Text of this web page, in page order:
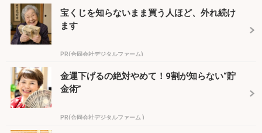
宝くじを知らないまま買う人ほど、外れ続け
ます
PR(合同会社デジタルファーム)
金運下げるの絶対やめて！9割が知らない“貯
金術”
PR(合同会社デジタルファーム )